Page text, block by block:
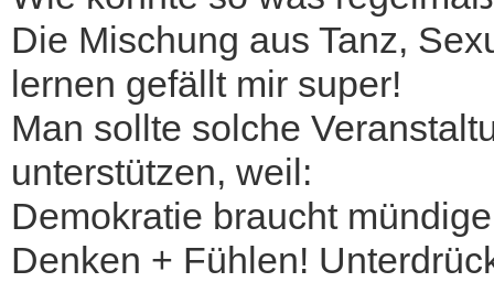
Die Mischung aus Tanz,
lernen gefällt mir super!
Man sollte solche
unterstützen, weil:
Demokratie braucht
Denken + Fühlen!